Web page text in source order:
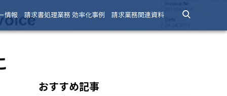
情報 請求書処理業務 効率化事例 請求業務関連資料
おすすめ記事